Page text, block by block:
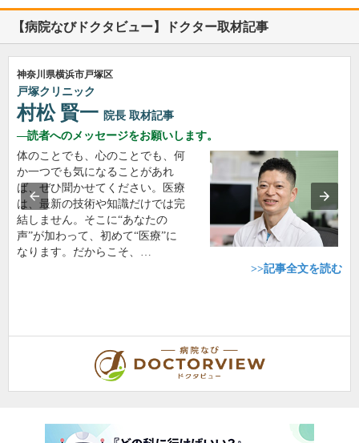
【病院なびドクタビュー】ドクター取材記事
神奈川県横浜市戸塚区
戸塚クリニック
村松 賢一 院長 取材記事
読者へのメッセージをお願いします。
体のことでも、心のことでも、何
か一つでも気になることがあれ
ば、ぜひ聞かせてください。医療
は、最新の技術や知識だけでは完
結しません。そこに“あなたの
声”が加わって、初めて“医療”に
なります。だからこそ、…
>>記事全文を読む